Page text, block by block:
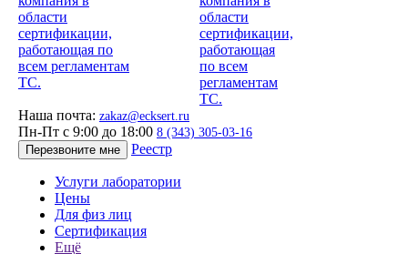
Наша почта: zakaz@ecksert.ru
Пн-Пт с 9:00 до 18:00 8 (343) 305-03-16
Перезвоните мне
Реестр
Услуги лаборатории
Цены
Для физ лиц
Сертификация
Ещё